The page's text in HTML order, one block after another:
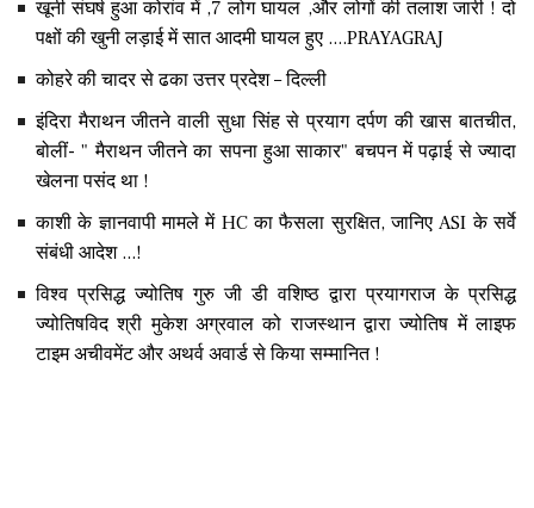
खूनी संघर्ष हुआ कोरांव में ,7 लोग घायल ,और लोगों की तलाश जारी ! दो
पक्षों की खुनी लड़ाई में सात आदमी घायल हुए ....PRAYAGRAJ
कोहरे की चादर से ढका उत्तर प्रदेश – दिल्ली
इंदिरा मैराथन जीतने वाली सुधा सिंह से प्रयाग दर्पण की खास बातचीत,
बोलीं- " मैराथन जीतने का सपना हुआ साकार" बचपन में पढ़ाई से ज्यादा
खेलना पसंद था !
काशी के ज्ञानवापी मामले में HC का फैसला सुरक्षित, जानिए ASI के सर्वे
संबंधी आदेश ...!
विश्व प्रसिद्ध ज्योतिष गुरु जी डी वशिष्ठ द्वारा प्रयागराज के प्रसिद्ध
ज्योतिषविद श्री मुकेश अग्रवाल को राजस्थान द्वारा ज्योतिष में लाइफ
टाइम अचीवमेंट और अथर्व अवार्ड से किया सम्मानित !